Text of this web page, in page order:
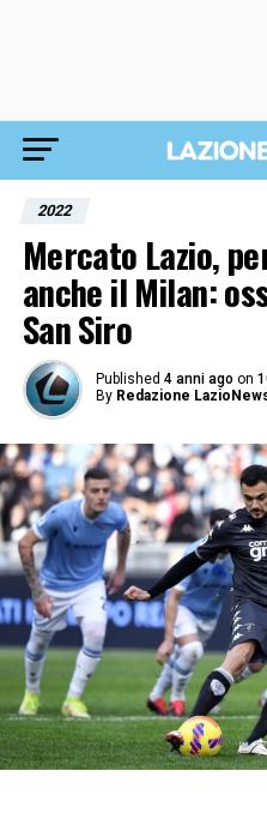
2022
Mercato Lazio,
anche il Milan:
San Siro
Published 4 anni ago on
By Redazione